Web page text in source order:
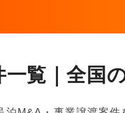
一覧｜全国